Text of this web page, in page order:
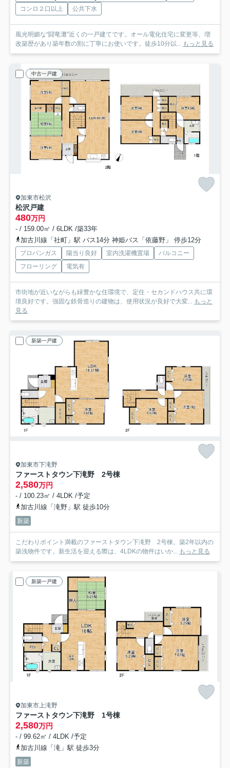
コンロ２口以上
公共下水
風光明媚な“闘竜灘”近くの一戸建てです。オール電化住宅に変更等、増
改築歴があり築年数の割に丁寧にお使いです。徒歩10分以... もっと見る
中古一戸建
加東市松沢
松沢戸建
480万円
- / 159.00㎡ / 6LDK /築33年
加古川線「社町」駅 バス14分 神姫バス「依藤野」 停歩12分
プロパンガス 陽当り良好 室内洗濯機置場
バルコニー
フローリング
電気有
市街地が近いながらも緑豊かな住環境で、定住・セカンドハウス共に環
境良好です。強固な鉄骨造りの建物は、使用状況が良好で大変... もっと
見る
新築一戸建
加東市下滝野
ファーストタウン下滝野 2号棟
2,580万円
- / 100.23㎡ / 4LDK /予定
加古川線「滝野」駅 徒歩10分
新築
こだわりポイント満載のファーストタウン下滝野 2号棟。築2年以内の
築浅物件です。新生活を迎える際は、4LDKの物件はいか... もっと見る
新築一戸建
加東市上滝野
ファーストタウン下滝野 1号棟
2,580万円
- / 99.62㎡ / 4LDK /予定
加古川線「滝」駅 徒歩3分
新築